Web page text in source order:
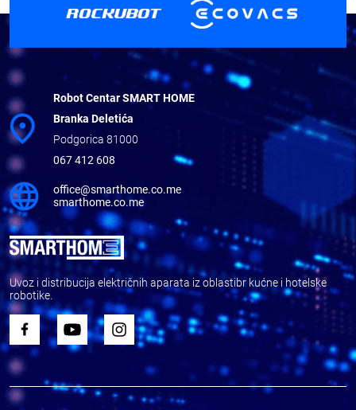
Robot Centar SMART HOME
Branka Deletića
Podgorica 81000
067 412 608
office@smarthome.co.me
smarthome.co.me
Uvoz i distribucija električnih aparata iz oblastibr kućne i hotelske
robotike.